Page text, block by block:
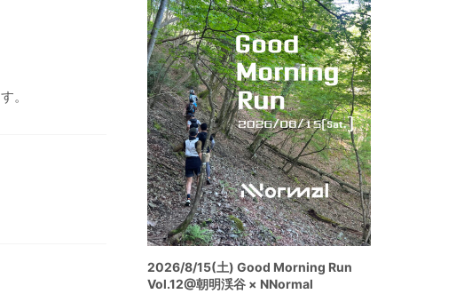
。
2026/8/15(土) Good Morning Run
Vol.12@朝明渓谷 × NNormal